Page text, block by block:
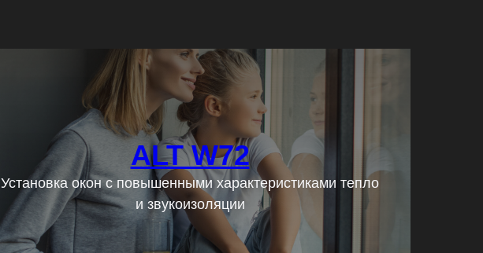
ALT W72
Установка окон с повышенными характеристиками тепло
и звукоизоляции
Подробнее